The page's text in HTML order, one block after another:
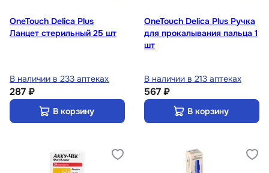
OneTouch Delica Plus
Ланцет стерильный 25 шт
В наличии в 233 аптеках
287 ₽
В корзину
OneTouch Delica Plus Ручка
для прокалывания пальца 1
шт
В наличии в 213 аптеках
567 ₽
В корзину